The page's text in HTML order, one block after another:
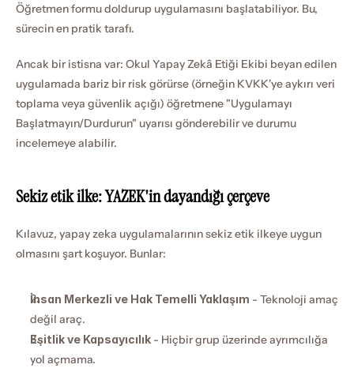
Öğretmen formu doldurup uygulamasını başlatabiliyor. Bu,
sürecin en pratik tarafı.
Ancak bir istisna var: Okul Yapay Zekâ Etiği Ekibi beyan edilen
uygulamada bariz bir risk görürse (örneğin KVKK'ye aykırı veri
toplama veya güvenlik açığı) öğretmene "Uygulamayı
Başlatmayın/Durdurun" uyarısı gönderebilir ve durumu
incelemeye alabilir.
Sekiz etik ilke: YAZEK'in dayandığı çerçeve
Kılavuz, yapay zeka uygulamalarının sekiz etik ilkeye uygun
olmasını şart koşuyor. Bunlar:
İnsan Merkezli ve Hak Temelli Yaklaşım - Teknoloji amaç
değil araç.
Eşitlik ve Kapsayıcılık - Hiçbir grup üzerinde ayrımcılığa
yol açmama.